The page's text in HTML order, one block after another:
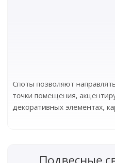
Споты позволяют
точки помещения,
декоративных элементах,